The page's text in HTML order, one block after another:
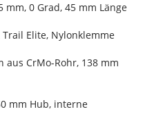
mm, 0 Grad, 45 mm Länge
Elite, Nylonklemme
aus CrMo-Rohr, 138 mm
mm Hub, interne